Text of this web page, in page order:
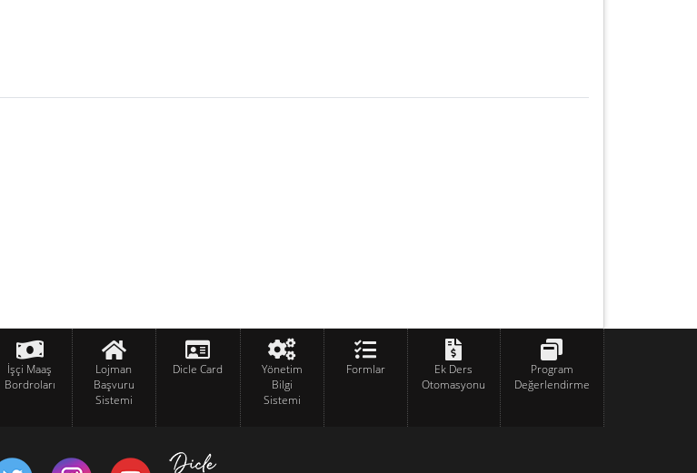
İşçi Maaş
Bordroları
Lojman
Başvuru
Sistemi
Dicle Card
Yönetim
Bilgi
Sistemi
Formlar
Ek Ders
Otomasyonu
Program
Değerlendirme